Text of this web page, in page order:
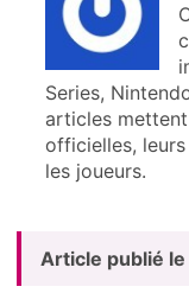
Series,
articles
officielles,
les joueurs.
Article publié le